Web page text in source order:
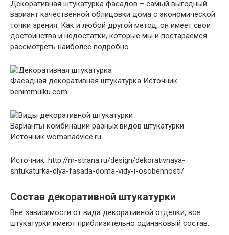
Декоративная штукатурка фасадов – самый выгодный
вариант качественной облицовки дома с экономической
точки зрения. Как и любой другой метод, он имеет свои
достоинства и недостатки, которые мы и постараемся
рассмотреть наиболее подробно.
Фасадная декоративная штукатурка Источник
benimmulku.com
Варианты комбинации разных видов штукатурки
Источник womanadvice.ru
Источник: http://m-strana.ru/design/dekorativnaya-
shtukaturka-dlya-fasada-doma-vidy-i-osobennosti/
Состав декоративной штукатурки
Вне зависимости от вида декоративной отделки, все
штукатурки имеют приблизительно одинаковый состав: